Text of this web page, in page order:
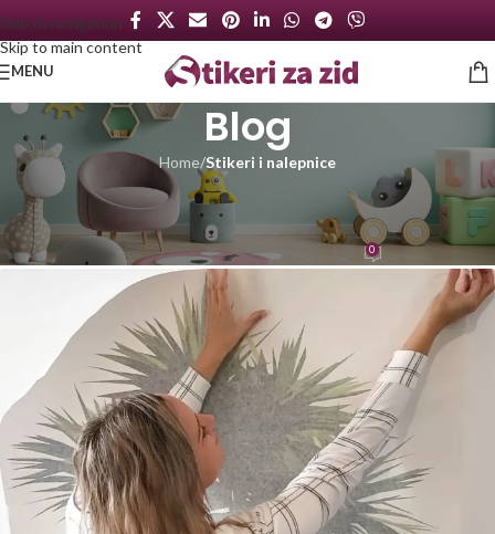
Skip to navigation
Skip to main content
MENU
Blog
Home/Stikeri i nalepnice
STIKERI I NALEPNICE
Transformišite Vaš Prostor
BlackposterOn 26. februar 2025. 0